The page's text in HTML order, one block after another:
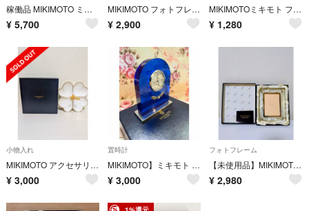
稼働品 MIKIMOTO ミキモト 置き時計 パール装飾 アーチ型 ゴールド
¥ 5,700
MIKIMOTO フォトフレーム 写真立て パール クリア ゴールドカラー
¥ 2,900
MIKIMOTOミキモト フォトフレーム サイズ12cm ×15cm
¥ 1,280
小物入れ
MIKIMOTO アクセサリートレイ
¥ 3,000
置時計
MIKIMOTO】ミキモト 置時計 クオーツ
¥ 3,000
フォトフレーム
【未使用品】MIKIMOTO ミキモト パール フォトフレーム 写真立て
¥ 2,980